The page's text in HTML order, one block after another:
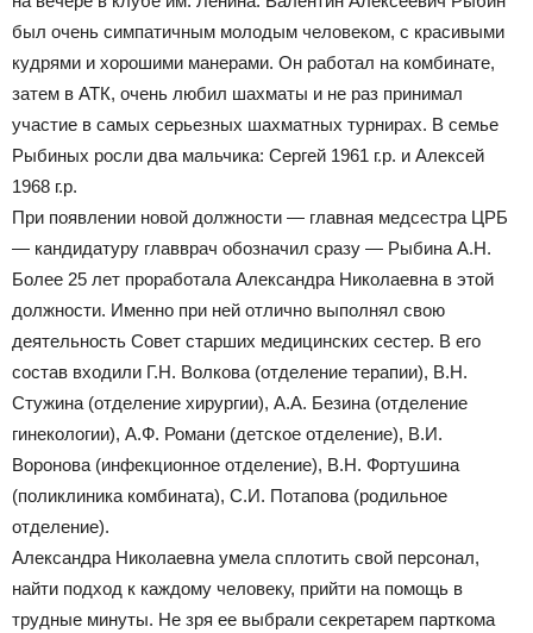
был очень симпатичным молодым человеком, с красивыми
кудрями и хорошими манерами. Он работал на комбинате,
затем в АТК, очень любил шахматы и не раз принимал
участие в самых серьезных шахматных турнирах. В семье
Рыбиных росли два мальчика: Сергей 1961 г.р. и Алексей
1968 г.р.
При появлении новой должности — главная медсестра ЦРБ
— кандидатуру главврач обозначил сразу — Рыбина А.Н.
Более 25 лет проработала Александра Николаевна в этой
должности. Именно при ней отлично выполнял свою
деятельность Совет старших медицинских сестер. В его
состав входили Г.Н. Волкова (отделение терапии), В.Н.
Стужина (отделение хирургии), А.А. Безина (отделение
гинекологии), А.Ф. Романи (детское отделение), В.И.
Воронова (инфекционное отделение), В.Н. Фортушина
(поликлиника комбината), С.И. Потапова (родильное
отделение).
Александра Николаевна умела сплотить свой персонал,
найти подход к каждому человеку, прийти на помощь в
трудные минуты. Не зря ее выбрали секретарем парткома